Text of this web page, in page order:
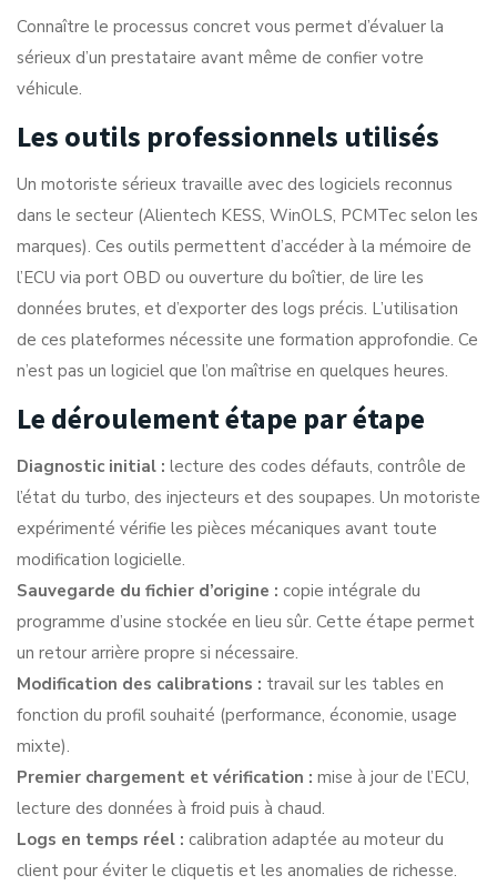
Connaître le processus concret vous permet d’évaluer la
sérieux d’un prestataire avant même de confier votre
véhicule.
Les outils professionnels utilisés
Un motoriste sérieux travaille avec des logiciels reconnus
dans le secteur (Alientech KESS, WinOLS, PCMTec selon les
marques). Ces outils permettent d’accéder à la mémoire de
l’ECU via port OBD ou ouverture du boîtier, de lire les
données brutes, et d’exporter des logs précis. L’utilisation
de ces plateformes nécessite une formation approfondie. Ce
n’est pas un logiciel que l’on maîtrise en quelques heures.
Le déroulement étape par étape
Diagnostic initial : lecture des codes défauts, contrôle de
l’état du turbo, des injecteurs et des soupapes. Un motoriste
expérimenté vérifie les pièces mécaniques avant toute
modification logicielle.
Sauvegarde du fichier d’origine : copie intégrale du
programme d’usine stockée en lieu sûr. Cette étape permet
un retour arrière propre si nécessaire.
Modification des calibrations : travail sur les tables en
fonction du profil souhaité (performance, économie, usage
mixte).
Premier chargement et vérification : mise à jour de l’ECU,
lecture des données à froid puis à chaud.
Logs en temps réel : calibration adaptée au moteur du
client pour éviter le cliquetis et les anomalies de richesse.